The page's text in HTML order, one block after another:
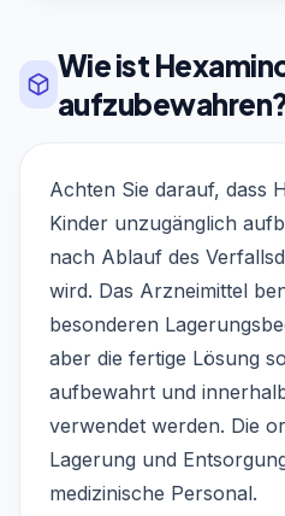
Wie ist
Achten Sie darauf, dass
Kinder unzugänglich
nach Ablauf des
wird. Das Arzneimittel
besonderen
aber die fertige Lösung
aufbewahrt und
verwendet werden. Die
Lagerung und
medizinische Personal.